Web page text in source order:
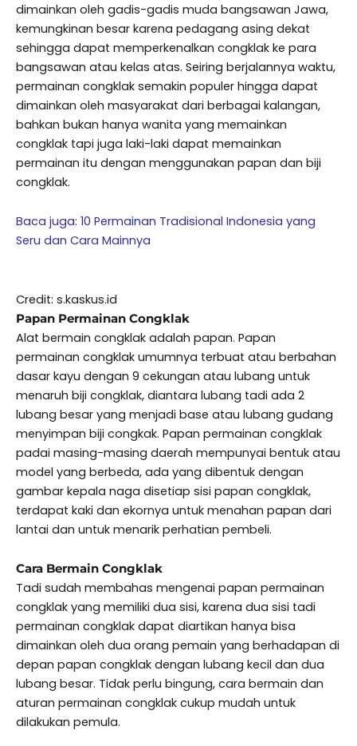
dimainkan oleh gadis-gadis muda bangsawan Jawa,
kemungkinan besar karena pedagang asing dekat
sehingga dapat memperkenalkan congklak ke para
bangsawan atau kelas atas. Seiring berjalannya waktu,
permainan congklak semakin populer hingga dapat
dimainkan oleh masyarakat dari berbagai kalangan,
bahkan bukan hanya wanita yang memainkan
congklak tapi juga laki-laki dapat memainkan
permainan itu dengan menggunakan papan dan biji
congklak.
Baca juga: 10 Permainan Tradisional Indonesia yang
Seru dan Cara Mainnya
Credit: s.kaskus.id
Papan Permainan Congklak
Alat bermain congklak adalah papan. Papan
permainan congklak umumnya terbuat atau berbahan
dasar kayu dengan 9 cekungan atau lubang untuk
menaruh biji congklak, diantara lubang tadi ada 2
lubang besar yang menjadi base atau lubang gudang
menyimpan biji congkak. Papan permainan congklak
padai masing-masing daerah mempunyai bentuk atau
model yang berbeda, ada yang dibentuk dengan
gambar kepala naga disetiap sisi papan congklak,
terdapat kaki dan ekornya untuk menahan papan dari
lantai dan untuk menarik perhatian pembeli.
Cara Bermain Congklak
Tadi sudah membahas mengenai papan permainan
congklak yang memiliki dua sisi, karena dua sisi tadi
permainan congklak dapat diartikan hanya bisa
dimainkan oleh dua orang pemain yang berhadapan di
depan papan congklak dengan lubang kecil dan dua
lubang besar. Tidak perlu bingung, cara bermain dan
aturan permainan congklak cukup mudah untuk
dilakukan pemula.